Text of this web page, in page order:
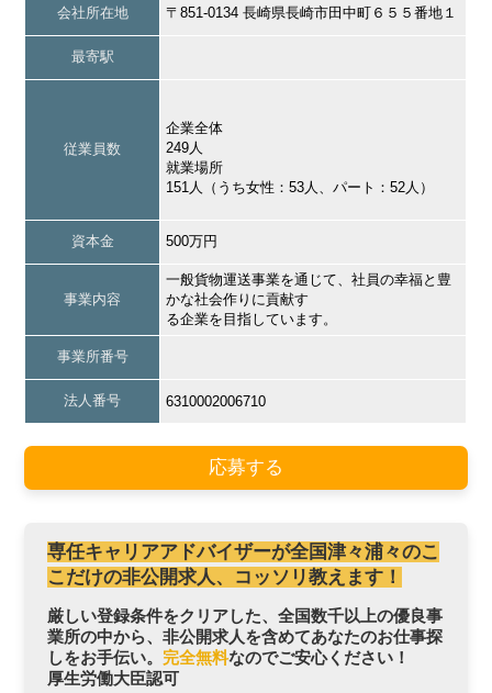
会社所在地 〒851-0134 長崎県長崎市田中町６５５番地１
最寄駅
従業員数
企業全体
249人
就業場所
151人（うち女性：53人、パート：52人）
資本金 500万円
事業内容
一般貨物運送事業を通じて、社員の幸福と豊
かな社会作りに貢献す
る企業を目指しています。
事業所番号
法人番号 6310002006710
応募する
専任キャリアアドバイザーが全国津々浦々のこ
こだけの非公開求人、コッソリ教えます！
厳しい登録条件をクリアした、全国数千以上の優良事
業所の中から、非公開求人を含めてあなたのお仕事探
しをお手伝い。 完全無料なのでご安心ください！
厚生労働大臣認可